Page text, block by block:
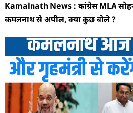
Kamalnath News : कांग्रेस MLA
कमलनाथ से अपील, क्या कुछ बोले ?